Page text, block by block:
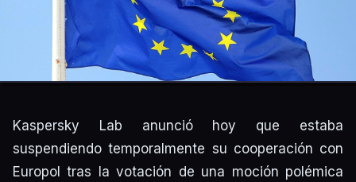
Kaspersky Lab anunció hoy que estaba
suspendiendo temporalmente su cooperación con
Europol tras la votación de una moción polémica